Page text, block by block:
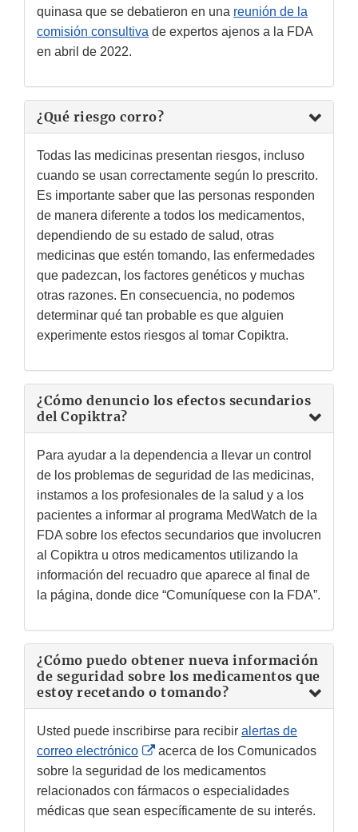
quinasa que se debatieron en una reunión de la
comisión consultiva de expertos ajenos a la FDA
en abril de 2022.
¿Qué riesgo corro?
Todas las medicinas presentan riesgos, incluso
cuando se usan correctamente según lo prescrito.
Es importante saber que las personas responden
de manera diferente a todos los medicamentos,
dependiendo de su estado de salud, otras
medicinas que estén tomando, las enfermedades
que padezcan, los factores genéticos y muchas
otras razones. En consecuencia, no podemos
determinar qué tan probable es que alguien
experimente estos riesgos al tomar Copiktra.
¿Cómo denuncio los efectos secundarios
del Copiktra?
Para ayudar a la dependencia a llevar un control
de los problemas de seguridad de las medicinas,
instamos a los profesionales de la salud y a los
pacientes a informar al programa MedWatch de la
FDA sobre los efectos secundarios que involucren
al Copiktra u otros medicamentos utilizando la
información del recuadro que aparece al final de
la página, donde dice “Comuníquese con la FDA”.
¿Cómo puedo obtener nueva información
de seguridad sobre los medicamentos que
estoy recetando o tomando?
Usted puede inscribirse para recibir alertas de
correo electrónico
External
Link
Disclaimer
acerca de los Comunicados
sobre la seguridad de los medicamentos
relacionados con fármacos o especialidades
médicas que sean específicamente de su interés.